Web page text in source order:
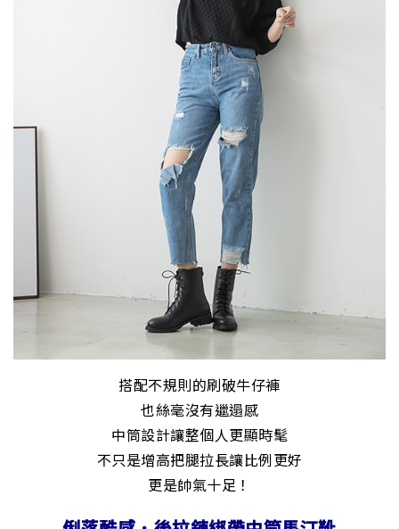
搭配不規則的刷破牛仔褲
也絲毫沒有邋遢感
中筒設計讓整個人更顯時髦
不只是增高把腿拉長讓比例更好
更是帥氣十足！